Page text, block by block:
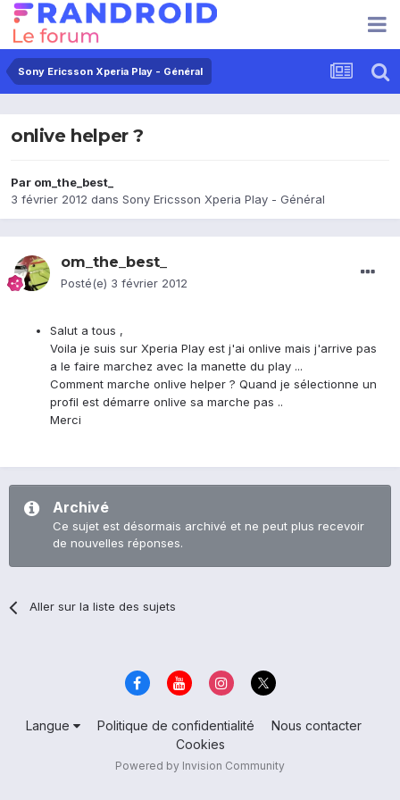
Sony Ericsson Xperia Play - Général
onlive helper ?
Par om_the_best_
3 février 2012 dans Sony Ericsson Xperia Play - Général
om_the_best_
Posté(e) 3 février 2012
Salut a tous ,
Voila je suis sur Xperia Play est j'ai onlive mais j'arrive pas
a le faire marchez avec la manette du play ...
Comment marche onlive helper ? Quand je sélectionne un
profil est démarre onlive sa marche pas ..
Merci
Archivé
Ce sujet est désormais archivé et ne peut plus recevoir
de nouvelles réponses.
Aller sur la liste des sujets
Langue Politique de confidentialité
Nous contacter
Cookies
Powered by Invision Community